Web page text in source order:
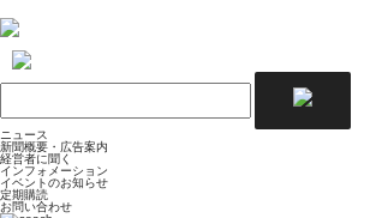
ニュース
新聞概要・広告案内
経営者に聞く
インフォメーション
イベントのお知らせ
定期購読
お問い合わせ